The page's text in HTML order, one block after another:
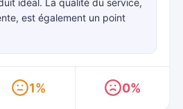
idéal. La qualité du service,
est également un point
1% 0%